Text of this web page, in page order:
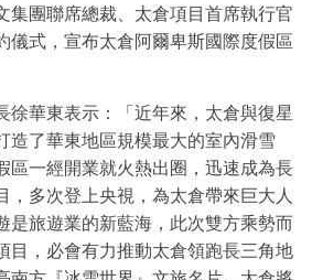
集團聯席總裁、太倉項目首席執行官
儀式，宣布太倉阿爾卑斯國際度假區
徐華東表示：「近年來，太倉與復星
造了華東地區規模最大的室內滑雪
區一經開業就火熱出圈，迅速成為長
，多次登上央視，為太倉帶來巨大人
是旅遊業的新藍海，此次雙方乘勢而
目，必會有力推動太倉領跑長三角地